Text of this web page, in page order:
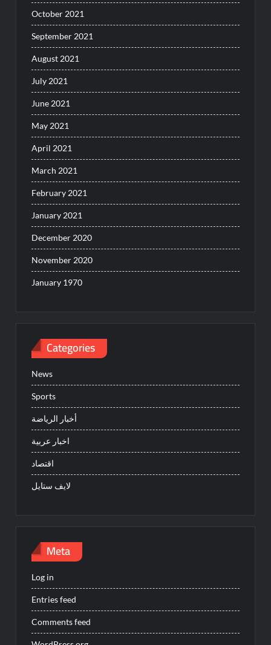
October 2021
September 2021
August 2021
July 2021
June 2021
May 2021
April 2021
March 2021
February 2021
January 2021
December 2020
November 2020
January 1970
Categories
News
Sports
أخبار الرياضة
اخبار عربية
اقتصاد
لايف ستايل
Meta
Log in
Entries feed
Comments feed